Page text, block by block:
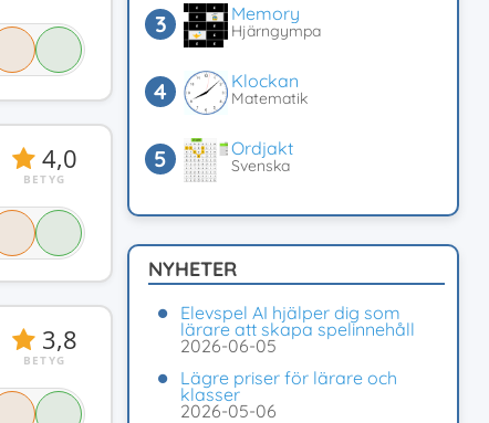
4,0
BETYG
3,8
BETYG
Memory
Hjärngympa
Klockan
Matematik
Ordjakt
Svenska
NYHETER
Elevspel AI hjälper dig som
lärare att skapa spelinnehåll
2026-06-05
Lägre priser för lärare och
klasser
2026-05-06